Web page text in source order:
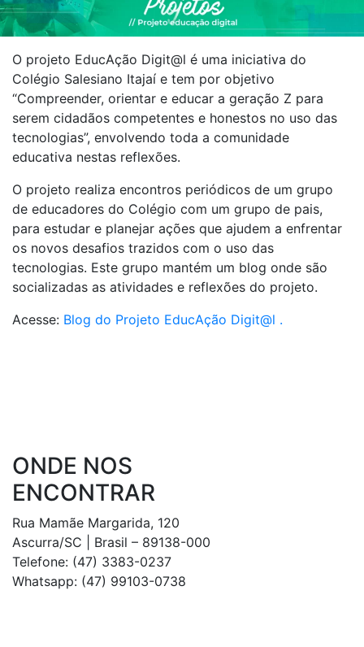
O projeto EducAção Digit@l é uma iniciativa do
Colégio Salesiano Itajaí e tem por objetivo
“Compreender, orientar e educar a geração Z para
serem cidadãos competentes e honestos no uso das
tecnologias”, envolvendo toda a comunidade
educativa nestas reflexões.
O projeto realiza encontros periódicos de um grupo
de educadores do Colégio com um grupo de pais,
para estudar e planejar ações que ajudem a enfrentar
os novos desafios trazidos com o uso das
tecnologias. Este grupo mantém um blog onde são
socializadas as atividades e reflexões do projeto.
Acesse: Blog do Projeto EducAção Digit@l .
ONDE NOS
ENCONTRAR
Rua Mamãe Margarida, 120
Ascurra/SC | Brasil – 89138-000
Telefone: (47) 3383-0237
Whatsapp: (47) 99103-0738